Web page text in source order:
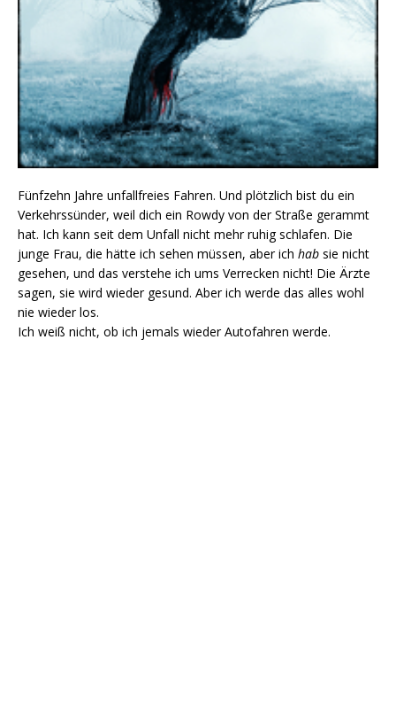
Fünfzehn Jahre unfallfreies Fahren. Und plötzlich bist du ein
Verkehrssünder, weil dich ein Rowdy von der Straße gerammt
hat. Ich kann seit dem Unfall nicht mehr ruhig schlafen. Die
junge Frau, die hätte ich sehen müssen, aber ich hab sie nicht
gesehen, und das verstehe ich ums Verrecken nicht! Die Ärzte
sagen, sie wird wieder gesund. Aber ich werde das alles wohl
nie wieder los.
Ich weiß nicht, ob ich jemals wieder Autofahren werde.